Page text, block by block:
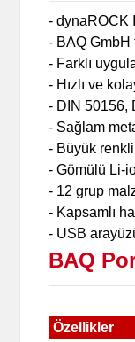
- dynaROCK
- BAQ GmbH
- Farklı
- Hızlı ve
- DIN 50156,
- Sağlam
- Büyük
- Gömülü Li-
- 12 grup
- Kapsamlı
- USB
BAQ
Özellikler